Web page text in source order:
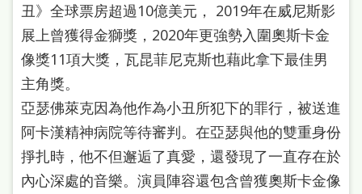
丑》全球票房超過10億美元， 2019年在威尼斯影
展上曾獲得金獅獎，2020年更強勢入圍奧斯卡金
像獎11項大獎，瓦昆菲尼克斯也藉此拿下最佳男
主角獎。
亞瑟佛萊克因為他作為小丑所犯下的罪行，被送進
阿卡漢精神病院等待審判。在亞瑟與他的雙重身份
掙扎時，他不但邂逅了真愛，還發現了一直存在於
內心深處的音樂。演員陣容還包含曾獲奧斯卡金像